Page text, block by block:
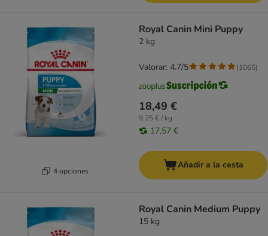
4 opciones
Royal Canin Mini Puppy
2 kg
18,49 €
9,25 € / kg
17,57 €
Valorar: 4.7/5 (1065)
Añadir a la cesta
Royal Canin Medium Puppy
15 kg